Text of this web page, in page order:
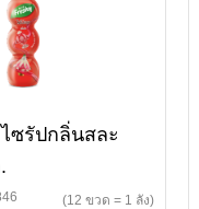
ซรัปกลิ่นสละ
(12 ขวด = 1 ลัง)